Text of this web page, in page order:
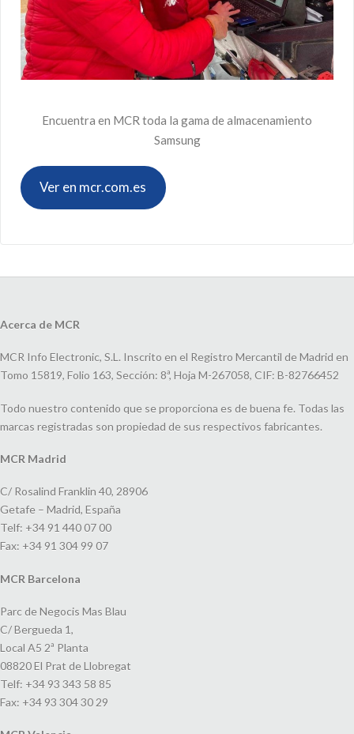
Encuentra en MCR toda la gama de almacenamiento
Samsung
Ver en mcr.com.es
Acerca de MCR
MCR Info Electronic, S.L. Inscrito en el Registro Mercantil de Madrid en
Tomo 15819, Folio 163, Sección: 8ª, Hoja M-267058, CIF: B-82766452
Todo nuestro contenido que se proporciona es de buena fe. Todas las
marcas registradas son propiedad de sus respectivos fabricantes.
MCR Madrid
C/ Rosalind Franklin 40, 28906
Getafe – Madrid, España
Telf: +34 91 440 07 00
Fax: +34 91 304 99 07
MCR Barcelona
Parc de Negocis Mas Blau
C/ Bergueda 1,
Local A5 2ª Planta
08820 El Prat de Llobregat
Telf: +34 93 343 58 85
Fax: +34 93 304 30 29